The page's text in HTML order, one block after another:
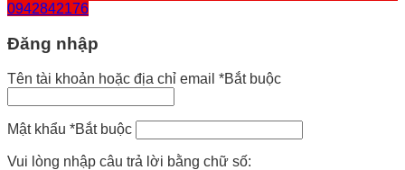
0942842176
Đăng nhập
Tên tài khoản hoặc địa chỉ email *Bắt buộc
Mật khẩu *Bắt buộc
Vui lòng nhập câu trả lời bằng chữ số: